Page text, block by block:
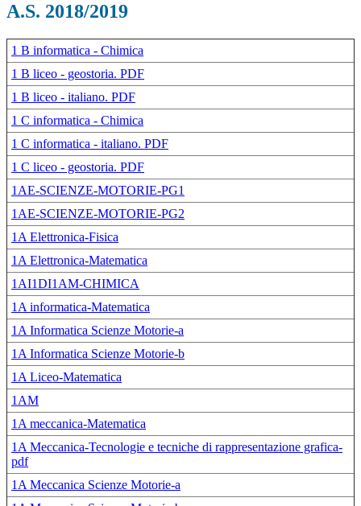
A.S. 2018/2019
1 B informatica - Chimica
1 B liceo - geostoria. PDF
1 B liceo - italiano. PDF
1 C informatica - Chimica
1 C informatica - italiano. PDF
1 C liceo - geostoria. PDF
1AE-SCIENZE-MOTORIE-PG1
1AE-SCIENZE-MOTORIE-PG2
1A Elettronica-Fisica
1A Elettronica-Matematica
1AI1DI1AM-CHIMICA
1A informatica-Matematica
1A Informatica Scienze Motorie-a
1A Informatica Scienze Motorie-b
1A Liceo-Matematica
1AM
1A meccanica-Matematica
1A Meccanica-Tecnologie e tecniche di rappresentazione grafica-
pdf
1A Meccanica Scienze Motorie-a